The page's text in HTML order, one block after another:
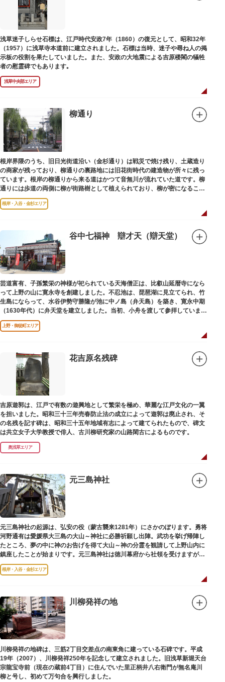
浅草迷子しらせ石標は、江戸時代安政7年（1860）の復元として、昭和32年
（1957）に浅草寺本道前に建立されました。石標は当時、迷子や尋ね人の掲
示板の役割を果たしていました。また、安政の大地震による吉原楼閣の犠牲
者の慰霊碑でもあります｡
浅草中央部エリア
柳通り
根岸界隈のうち、旧日光街道沿い（金杉通り）は戦災で焼け残り、土蔵造り
の商家が残っており、柳通りの裏路地には旧花街時代の建造物が所々に残っ
ています。根岸の柳通りから来る道はかつて音無川が流れていた道です。柳
通りには歩道の両側に柳が街路樹として植えられており、柳が密になるこの
通りがかつて花街のあった界隈です。
根岸・入谷・金杉エリア
谷中七福神 辯才天（辯天堂）
芸道富有、子孫繁栄の神様が祀られている天海僧正は、比叡山延暦寺になら
って上野の山に寛永寺を創建しました。不忍池は、琵琶湖に見立てられ、竹
生島にならって、水谷伊勢守勝隆が池に中ノ島（弁天島）を築き、寛永中期
（1630年代）に弁天堂を建立しました。当初、小舟を渡して参拝していまし
たが、後に橋が架けられました。
上野・御徒町エリア
花吉原名残碑
吉原遊郭は、江戸で有数の遊興地として繁栄を極め、華麗な江戸文化の一翼
を担いました。昭和三十三年売春防止法の成立によって遊郭は廃止され、そ
の名残を記す碑は、昭和三十五年地域有志によって建てられたもので、碑文
は共立女子大学教授で俳人、古川柳研究家の山路閑古によるものです。
奥浅草エリア
元三島神社
元三島神社の起源は、弘安の役（蒙古襲来1281年）にさかのぼります。勇将
河野通有は愛媛県大三島の大山～神社に必勝祈願し出陣。武功を挙げ帰陣し
たところ、夢の中に神のお告げを得て大山～神の分霊を観請して上野山内に
鎮座したことが始まりです。元三島神社は徳川幕府から社領を受けますが、
御用地となったために上野から浅草へ移転し、現在の地に至ります。
根岸・入谷・金杉エリア
川柳発祥の地
川柳発祥の地碑は、三筋2丁目交差点の南東角に建っている石碑です。平成
19年（2007）、川柳発祥250年を記念して建立されました。旧浅草新堀天台
宗龍宝寺前（現在の蔵前4丁目）に住んでいた里正柄井八右衛門が無名庵川
柳と号し、初めて万句合を興行しました。